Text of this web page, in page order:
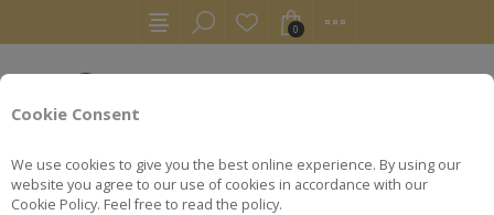
Cookie Consent
We use cookies to give you the best online experience. By using our
website you agree to our use of cookies in accordance with our
Cookie Policy. Feel free to read the policy.
0